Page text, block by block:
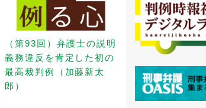
（第93回）弁護士の説明
義務違反を肯定した初の
最高裁判例（加藤新太
郎）